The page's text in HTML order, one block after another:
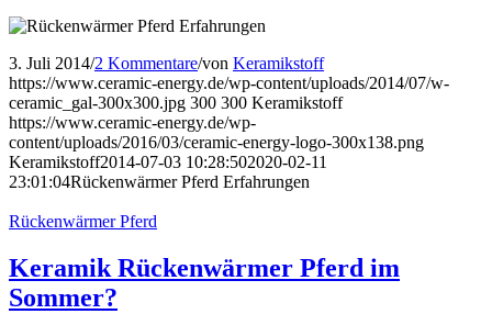
3. Juli 2014/2 Kommentare/von Keramikstoff
https://www.ceramic-energy.de/wp-content/uploads/2014/07/w-
ceramic_gal-300x300.jpg 300 300 Keramikstoff
https://www.ceramic-energy.de/wp-
content/uploads/2016/03/ceramic-energy-logo-300x138.png
Keramikstoff2014-07-03 10:28:502020-02-11
23:01:04Rückenwärmer Pferd Erfahrungen
Rückenwärmer Pferd
Keramik Rückenwärmer Pferd im
Sommer?